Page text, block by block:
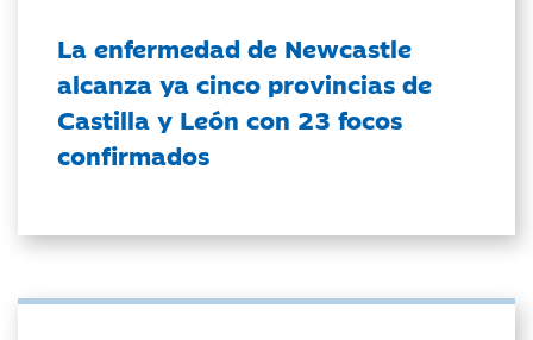
La enfermedad de Newcastle
alcanza ya cinco provincias de
Castilla y León con 23 focos
confirmados